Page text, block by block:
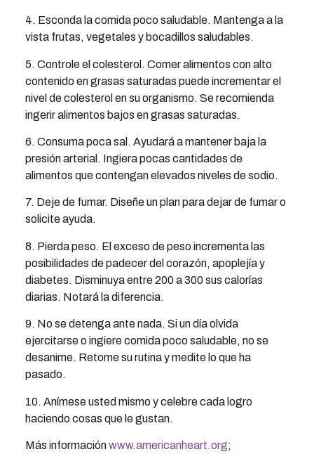
4. Esconda la comida poco saludable. Mantenga a la
vista frutas, vegetales y bocadillos saludables.
5. Controle el colesterol. Comer alimentos con alto
contenido en grasas saturadas puede incrementar el
nivel de colesterol en su organismo. Se recomienda
ingerir alimentos bajos en grasas saturadas.
6. Consuma poca sal. Ayudará a mantener baja la
presión arterial. Ingiera pocas cantidades de
alimentos que contengan elevados niveles de sodio.
7. Deje de fumar. Diseñe un plan para dejar de fumar o
solicite ayuda.
8. Pierda peso. El exceso de peso incrementa las
posibilidades de padecer del corazón, apoplejía y
diabetes. Disminuya entre 200 a 300 sus calorías
diarias. Notará la diferencia.
9. No se detenga ante nada. Si un día olvida
ejercitarse o ingiere comida poco saludable, no se
desanime. Retome su rutina y medite lo que ha
pasado.
10. Anímese usted mismo y celebre cada logro
haciendo cosas que le gustan.
Más informaciónwww.americanheart.org;